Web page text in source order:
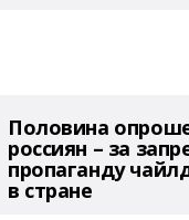
Половина
россиян – за
пропаганду
в стране